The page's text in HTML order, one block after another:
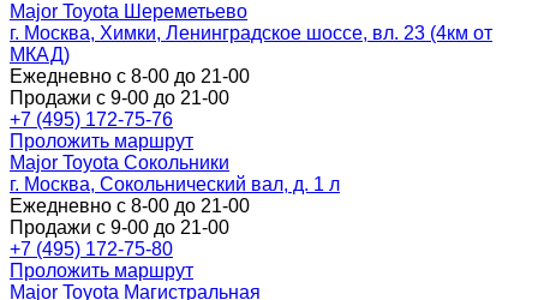
Major Toyota Шереметьево
г. Москва, Химки, Ленинградское шоссе, вл. 23 (4км от
МКАД)
Ежедневно с 8-00 до 21-00
Продажи с 9-00 до 21-00
+7 (495) 172-75-76
Проложить маршрут
Major Toyota Сокольники
г. Москва, Сокольнический вал, д. 1 л
Ежедневно с 8-00 до 21-00
Продажи с 9-00 до 21-00
+7 (495) 172-75-80
Проложить маршрут
Major Toyota Магистральная